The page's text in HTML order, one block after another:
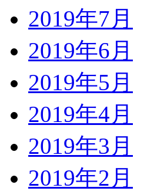
2019年7月
2019年6月
2019年5月
2019年4月
2019年3月
2019年2月